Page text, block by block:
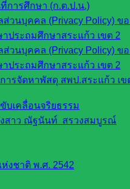
การศึกษา (ก.ต.ป.น.)
วนบุคคล (Privacy Policy) ข
ประถมศึกษาสระแก้ว เขต 2
วนบุคคล (Privacy Policy) ข
ประถมศึกษาสระแก้ว เขต 2
ารจัดหาพัสดุ สพป.สระแก้ว เข
บเคลื่อนจริยธรรม
งสาว ณัฐนันท์ สรวงสมบูรณ์
งชาติ พ.ศ. 2542